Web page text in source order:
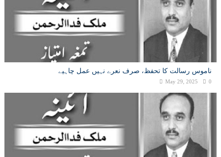
ناموس رسالت کا تحفظ، صرف نعرے نہیں عمل چاہیے
May 29, 2025 0